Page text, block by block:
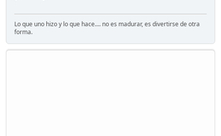
Lo que uno hizo y lo que hace.... no es madurar, es divertirse de otra
forma.